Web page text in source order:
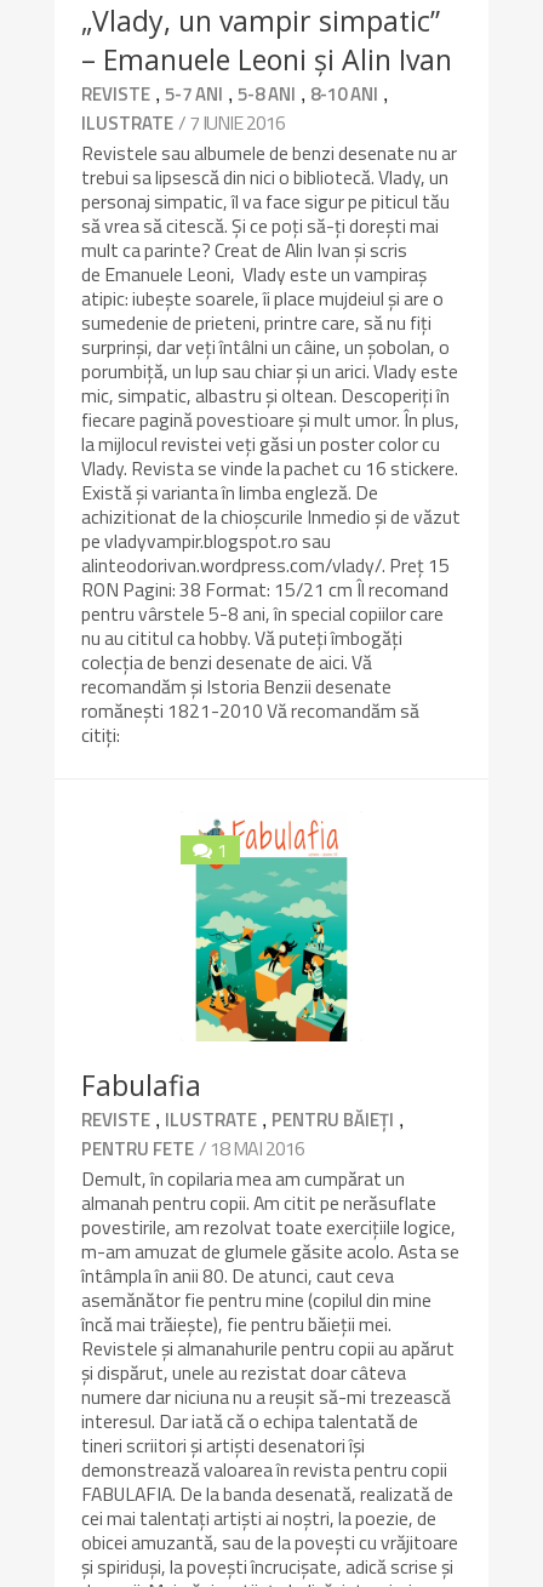
„Vlady, un vampir simpatic”
– Emanuele Leoni și Alin Ivan
REVISTE ,5-7 ANI ,5-8 ANI , 8-10 ANI ,
ILUSTRATE/ 7 IUNIE 2016
Revistele sau albumele de benzi desenate nu ar
trebui sa lipsescă din nici o bibliotecă. Vlady, un
personaj simpatic, îl va face sigur pe piticul tău
să vrea să citescă. Și ce poți să-ți dorești mai
mult ca parinte? Creat de Alin Ivan și scris
de Emanuele Leoni, Vlady este un vampiraș
atipic: iubește soarele, îi place mujdeiul și are o
sumedenie de prieteni, printre care, să nu fiți
surprinși, dar veți întâlni un câine, un șobolan, o
porumbiță, un lup sau chiar și un arici. Vlady este
mic, simpatic, albastru și oltean. Descoperiți în
fiecare pagină povestioare și mult umor. În plus,
la mijlocul revistei veți găsi un poster color cu
Vlady. Revista se vinde la pachet cu 16 stickere.
Există și varianta în limba engleză. De
achizitionat de la chioșcurile Inmedio și de văzut
pe vladyvampir.blogspot.ro sau
alinteodorivan.wordpress.com/vlady/. Preț 15
RON Pagini: 38 Format: 15/21 cm Îl recomand
pentru vârstele 5-8 ani, în special copiilor care
nu au cititul ca hobby. Vă puteți îmbogăți
colecția de benzi desenate de aici. Vă
recomandăm și Istoria Benzii desenate
romănești 1821-2010 Vă recomandăm să
citiți:
1
Fabulafia
REVISTE , ILUSTRATE , PENTRU BĂIEȚI ,
PENTRU FETE/ 18 MAI 2016
Demult, în copilaria mea am cumpărat un
almanah pentru copii. Am citit pe nerăsuflate
povestirile, am rezolvat toate exercițiile logice,
m-am amuzat de glumele găsite acolo. Asta se
întâmpla în anii 80. De atunci, caut ceva
asemănător fie pentru mine (copilul din mine
încă mai trăiește), fie pentru băieții mei.
Revistele și almanahurile pentru copii au apărut
și dispărut, unele au rezistat doar câteva
numere dar niciuna nu a reușit să-mi trezească
interesul. Dar iată că o echipa talentată de
tineri scriitori și artiști desenatori își
demonstrează valoarea în revista pentru copii
FABULAFIA. De la banda desenată, realizată de
cei mai talentați artiști ai noștri, la poezie, de
obicei amuzantă, sau de la povești cu vrăjitoare
și spiriduși, la povești încrucișate, adică scrise și